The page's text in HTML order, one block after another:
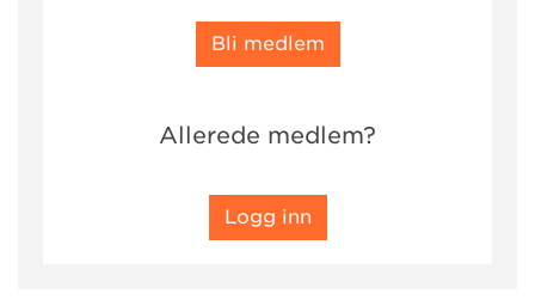
Bli medlem
Allerede medlem?
Logg inn